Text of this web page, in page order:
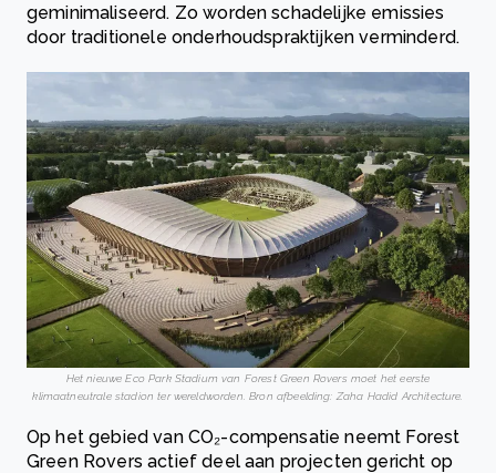
geminimaliseerd. Zo worden schadelijke emissies
door traditionele onderhoudspraktijken verminderd.
Het nieuwe Eco Park Stadium van Forest Green Rovers moet het eerste
klimaatneutrale stadion ter wereldworden. Bron afbeelding: Zaha Hadid Architecture.
Op het gebied van CO₂-compensatie neemt Forest
Green Rovers actief deel aan projecten gericht op